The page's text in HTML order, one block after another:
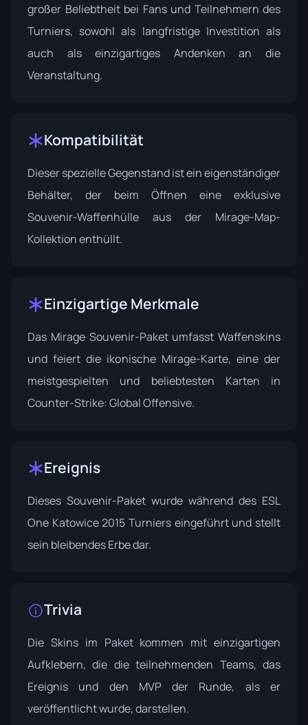
großer Beliebtheit bei Fans und Teilnehmern des
Turniers, sowohl als langfristige Investition als
auch als einzigartiges Andenken an die
Veranstaltung.
Kompatibilität
Dieser spezielle Gegenstand ist ein eigenständiger
Behälter, der beim Öffnen eine exklusive
Souvenir-Waffenhülle aus der Mirage-Map-
Kollektion enthüllt.
Einzigartige Merkmale
Das Mirage Souvenir-Paket umfasst Waffenskins
und feiert die ikonische Mirage-Karte, eine der
meistgespielten und beliebtesten Karten in
Counter-Strike: Global Offensive.
Ereignis
Dieses Souvenir-Paket wurde während des ESL
One Katowice 2015 Turniers eingeführt und stellt
sein bleibendes Erbe dar.
Trivia
Die Skins im Paket kommen mit einzigartigen
Aufklebern, die die teilnehmenden Teams, das
Ereignis und den MVP der Runde, als er
veröffentlicht wurde, darstellen.